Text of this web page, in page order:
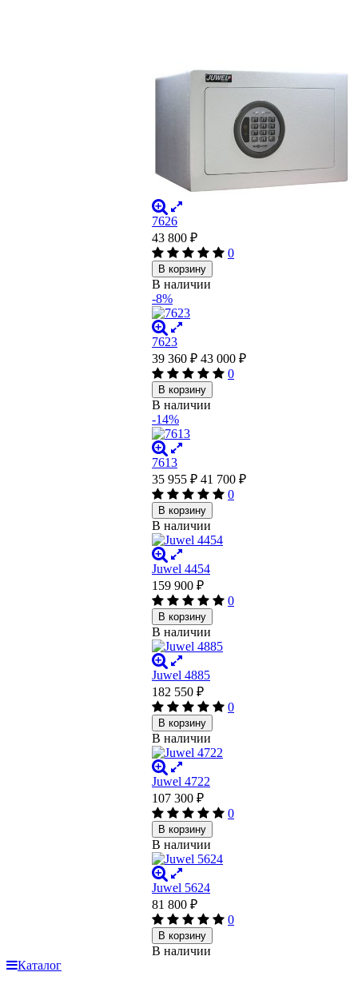
7626
43 800 ₽
0
В корзину
В наличии
-8%
7623
39 360 ₽ 43 000 ₽
0
В корзину
В наличии
-14%
7613
35 955 ₽ 41 700 ₽
0
В корзину
В наличии
Juwel 4454
159 900 ₽
0
В корзину
В наличии
Juwel 4885
182 550 ₽
0
В корзину
В наличии
Juwel 4722
107 300 ₽
0
В корзину
В наличии
Juwel 5624
81 800 ₽
0
В корзину
В наличии
Каталог